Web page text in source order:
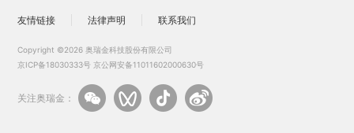
友情链接 法律声明 联系我们
Copyright ©2026 奥瑞金科技股份有限公司
京ICP备18030333号 京公网安备11011602000630号
关注奥瑞金：